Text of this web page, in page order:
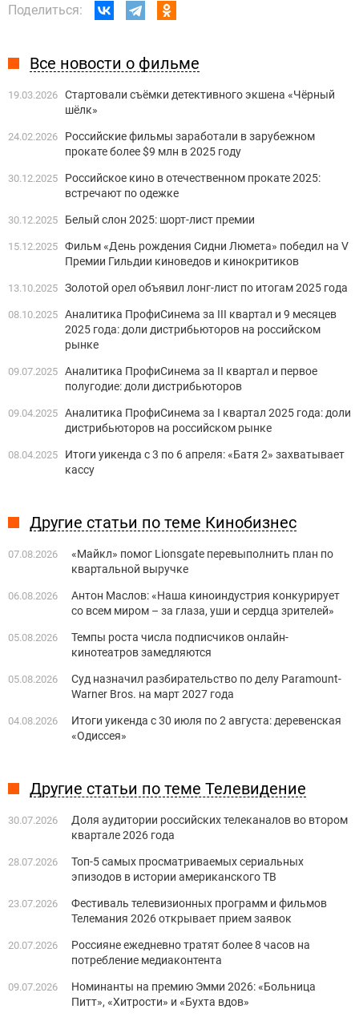
Поделиться:
Все новости о фильме
19.03.2026 Стартовали съёмки детективного экшена «Чёрный
шёлк»
24.02.2026
Российские фильмы заработали в зарубежном
прокате более $9 млн в 2025 году
30.12.2025
Российское кино в отечественном прокате 2025:
встречают по одежке
30.12.2025 Белый слон 2025: шорт-лист премии
15.12.2025 Фильм «День рождения Сидни Люмета» победил на V
Премии Гильдии киноведов и кинокритиков
13.10.2025 Золотой орел объявил лонг-лист по итогам 2025 года
08.10.2025 Аналитика ПрофиСинема за III квартал и 9 месяцев
2025 года: доли дистрибьюторов на российском
рынке
09.07.2025 Аналитика ПрофиСинема за II квартал и первое
полугодие: доли дистрибьюторов
09.04.2025 Аналитика ПрофиСинема за I квартал 2025 года: доли
дистрибьюторов на российском рынке
08.04.2025
Итоги уикенда с 3 по 6 апреля: «Батя 2» захватывает
кассу
Другие статьи по теме Кинобизнес
07.08.2026
«Майкл» помог Lionsgate перевыполнить план по
квартальной выручке
06.08.2026
Антон Маслов: «Наша киноиндустрия конкурирует
со всем миром – за глаза, уши и сердца зрителей»
05.08.2026
Темпы роста числа подписчиков онлайн-
кинотеатров замедляются
05.08.2026
Суд назначил разбирательство по делу Paramount-
Warner Bros. на март 2027 года
04.08.2026
Итоги уикенда с 30 июля по 2 августа: деревенская
«Одиссея»
Другие статьи по теме Телевидение
30.07.2026
Доля аудитории российских телеканалов во втором
квартале 2026 года
28.07.2026
Топ-5 самых просматриваемых сериальных
эпизодов в истории американского ТВ
23.07.2026
Фестиваль телевизионных программ и фильмов
Телемания 2026 открывает прием заявок
20.07.2026
Россияне ежедневно тратят более 8 часов на
потребление медиаконтента
09.07.2026
Номинанты на премию Эмми 2026: «Больница
Питт», «Хитрости» и «Бухта вдов»